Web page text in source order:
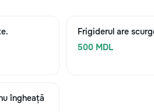
Frigiderul are
500 MDL
îngheață